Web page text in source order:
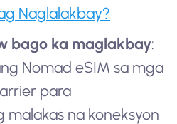
Naglalakbay?
bago ka maglakbay:
Nomad eSIM sa mga
para
na koneksyon